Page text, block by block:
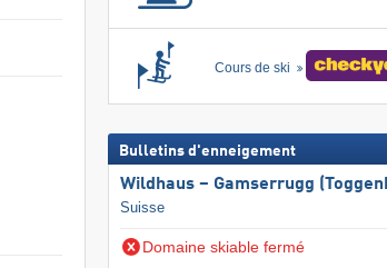
Cours de ski
Bulletins d'enneigement
Wildhaus – Gamserrugg
Suisse
Domaine skiable fermé